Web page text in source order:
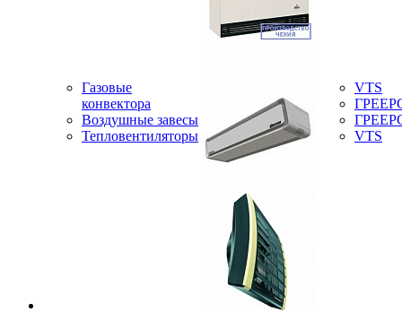
Газовые
конвектора
Воздушные завесы
Тепловентиляторы
VTS
VTS